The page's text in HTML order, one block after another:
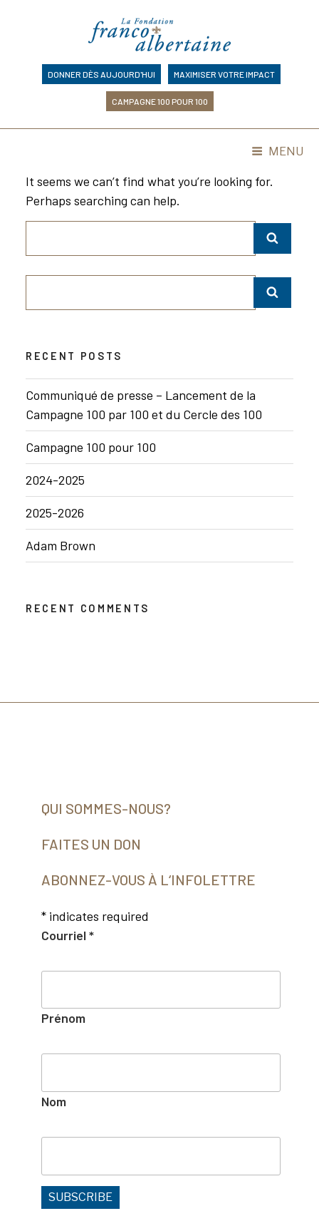
DONNER DÈS AUJOURD'HUI MAXIMISER VOTRE IMPACT
CAMPAGNE 100 POUR 100
MENU
It seems we can’t find what you’re looking for.
Perhaps searching can help.
RECENT POSTS
Communiqué de presse – Lancement de la
Campagne 100 par 100 et du Cercle des 100
Campagne 100 pour 100
2024-2025
2025-2026
Adam Brown
RECENT COMMENTS
QUI SOMMES-NOUS?
FAITES UN DON
ABONNEZ-VOUS À L‘INFOLETTRE
* indicates required
Courriel*
Prénom
Nom